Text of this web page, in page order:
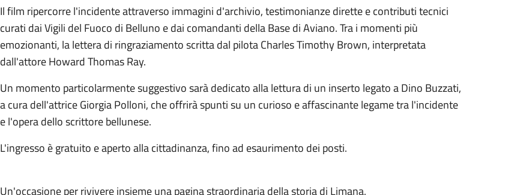
Il film ripercorre l'incidente attraverso immagini d'archivio, testimonianze dirette e contributi tecnici
curati dai Vigili del Fuoco di Belluno e dai comandanti della Base di Aviano. Tra i momenti più
emozionanti, la lettera di ringraziamento scritta dal pilota Charles Timothy Brown, interpretata
dall'attore Howard Thomas Ray.
Un momento particolarmente suggestivo sarà dedicato alla lettura di un inserto legato a Dino Buzzati,
a cura dell'attrice Giorgia Polloni, che offrirà spunti su un curioso e affascinante legame tra l'incidente
e l'opera dello scrittore bellunese.
L'ingresso è gratuito e aperto alla cittadinanza, fino ad esaurimento dei posti.
Un'occasione per rivivere insieme una pagina straordinaria della storia di Limana.